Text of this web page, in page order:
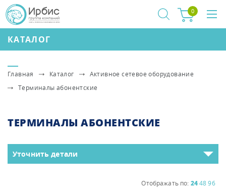
КАТАЛОГ
0
Главная Каталог
Активное сетевое оборудование
Терминалы абонентские
Уточнить детали
ТЕРМИНАЛЫ АБОНЕНТСКИЕ
Отображать по: 2448 96